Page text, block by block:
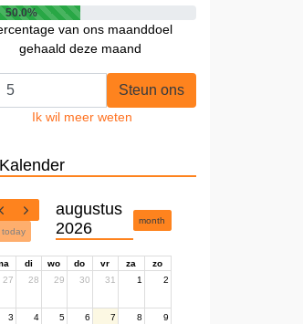
50.0%
van ons maanddoel
gehaald deze maand
Steun ons
Ik wil meer weten
today
augustus
2026
month
di wo do vr za
zo
27
28 29 30 31 1 2
3 4 5 6 7 8 9